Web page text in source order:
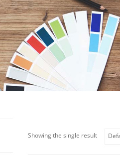
Showing the single result